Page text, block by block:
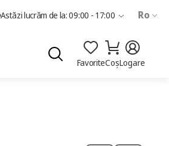
Astăzi lucrăm de la: 09:00 - 17:00 Ro
FavoriteCoșLogare